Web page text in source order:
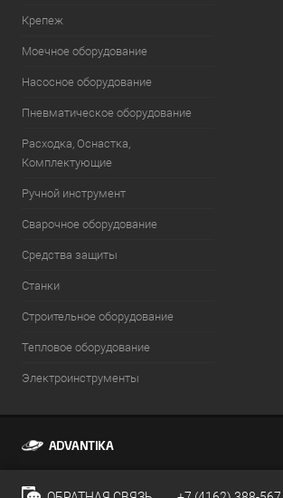
Крепеж
Моечное оборудование
Насосное оборудование
Пневматическое оборудование
Расходка, Оснастка,
Комплектующие
Ручной инструмент
Сварочное оборудование
Средства защиты
Станки
Строительное оборудование
Тепловое оборудование
Электроинструменты